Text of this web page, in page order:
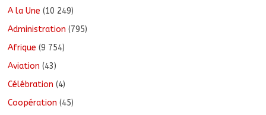
A la Une (10 249)
Administration (795)
Afrique (9 754)
Aviation (43)
Célébration (4)
Coopération (45)